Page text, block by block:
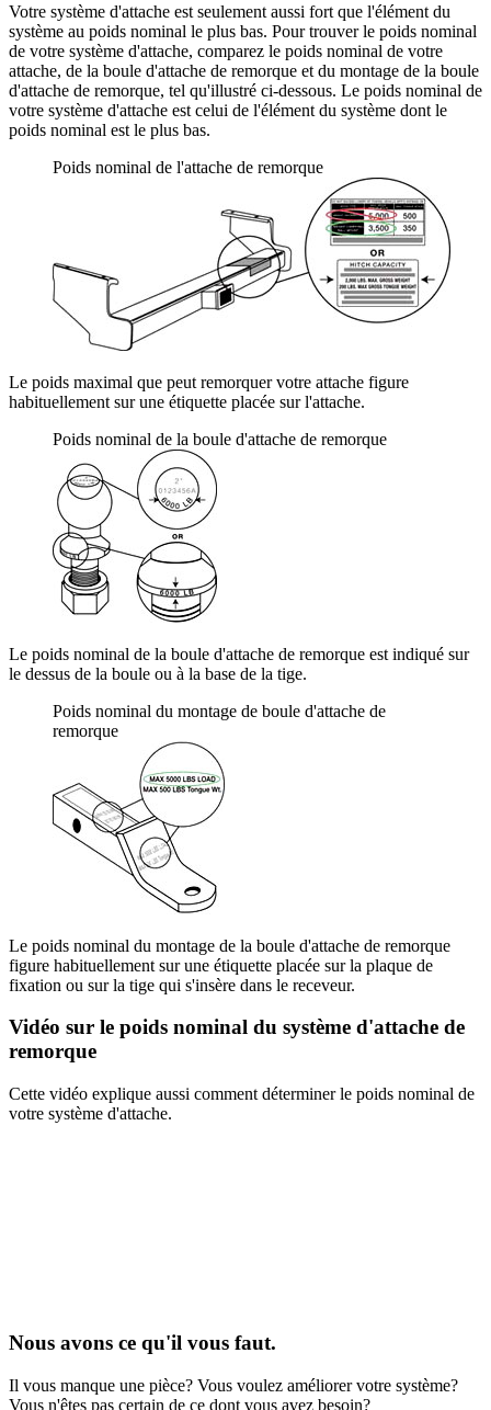
Votre système d'attache est seulement aussi fort que l'élément du
système au poids nominal le plus bas. Pour trouver le poids nominal
de votre système d'attache, comparez le poids nominal de votre
attache, de la boule d'attache de remorque et du montage de la boule
d'attache de remorque, tel qu'illustré ci-dessous. Le poids nominal de
votre système d'attache est celui de l'élément du système dont le
poids nominal est le plus bas.
Poids nominal de l'attache de remorque
Le poids maximal que peut remorquer votre attache figure
habituellement sur une étiquette placée sur l'attache.
Poids nominal de la boule d'attache de remorque
Le poids nominal de la boule d'attache de remorque est indiqué sur
le dessus de la boule ou à la base de la tige.
Poids nominal du montage de boule d'attache de
remorque
Le poids nominal du montage de la boule d'attache de remorque
figure habituellement sur une étiquette placée sur la plaque de
fixation ou sur la tige qui s'insère dans le receveur.
Vidéo sur le poids nominal du système d'attache de
remorque
Cette vidéo explique aussi comment déterminer le poids nominal de
votre système d'attache.
Nous avons ce qu'il vous faut.
Il vous manque une pièce? Vous voulez améliorer votre système?
Vous n'êtes pas certain de ce dont vous avez besoin?